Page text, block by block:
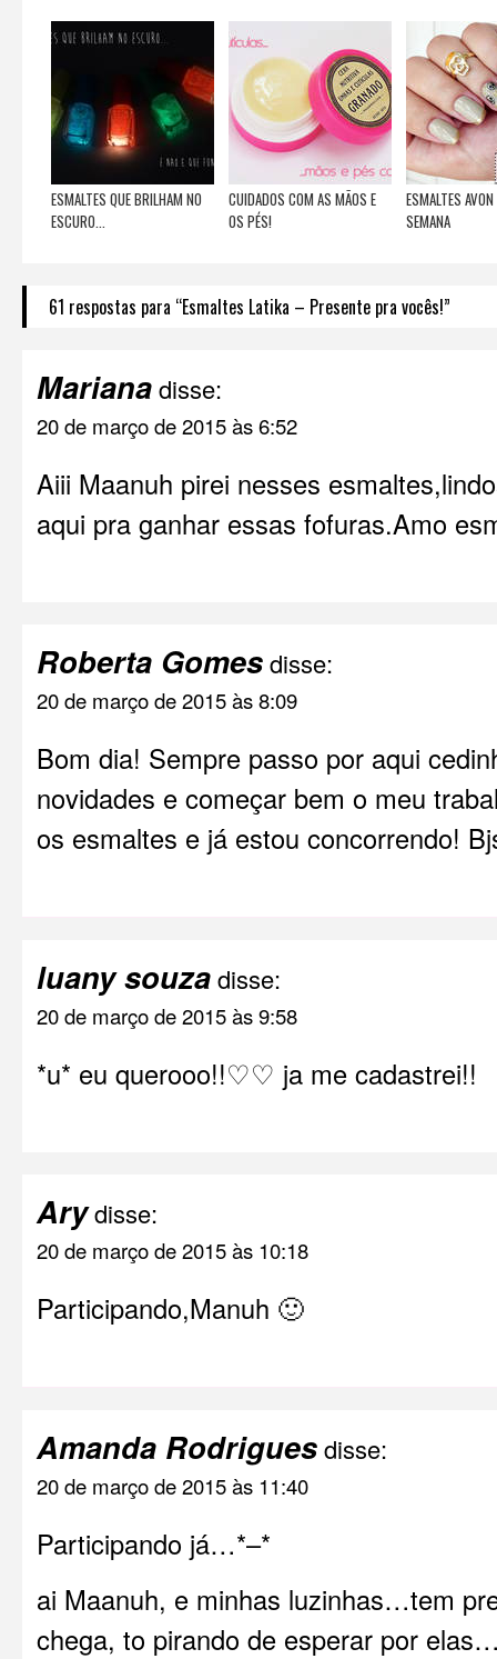
ESMALTES QUE BRILHAM NO
ESCURO...
CUIDADOS COM AS MÃOS E
OS PÉS!
ESMALTES
SEMANA
61 respostas para “Esmaltes Latika – Presente pra vocês!”
Marianadisse:
20 de março de 2015 às 6:52
Aiii Maanuh pirei nesses
aqui pra ganhar essas fofuras.Amo
Roberta Gomesdisse:
20 de março de 2015 às 8:09
Bom dia! Sempre passo por aqui
novidades e começar bem o meu
os esmaltes e já estou concorrendo!
luany souzadisse:
20 de março de 2015 às 9:58
*u* eu querooo!!♡♡ ja me cadastrei!!
Arydisse:
20 de março de 2015 às 10:18
Participando,Manuh 🙂
Amanda Rodriguesdisse:
20 de março de 2015 às 11:40
Participando já…*–*
ai Maanuh, e minhas luzinhas…tem
chega, to pirando de esperar por